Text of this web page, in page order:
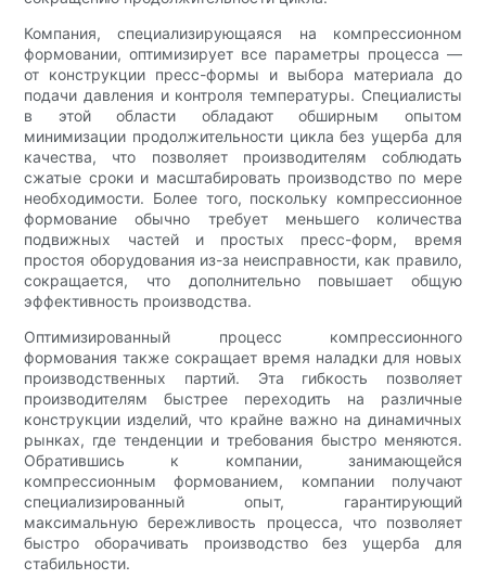
Компания, специализирующаяся на компрессионном
формовании, оптимизирует все параметры процесса —
от конструкции пресс-формы и выбора материала до
подачи давления и контроля температуры. Специалисты
в этой области обладают обширным опытом
минимизации продолжительности цикла без ущерба для
качества, что позволяет производителям соблюдать
сжатые сроки и масштабировать производство по мере
необходимости. Более того, поскольку компрессионное
формование обычно требует меньшего количества
подвижных частей и простых пресс-форм, время
простоя оборудования из-за неисправности, как правило,
сокращается, что дополнительно повышает общую
эффективность производства.
Оптимизированный процесс компрессионного
формования также сокращает время наладки для новых
производственных партий. Эта гибкость позволяет
производителям быстрее переходить на различные
конструкции изделий, что крайне важно на динамичных
рынках, где тенденции и требования быстро меняются.
Обратившись к компании, занимающейся
компрессионным формованием, компании получают
специализированный опыт, гарантирующий
максимальную бережливость процесса, что позволяет
быстро оборачивать производство без ущерба для
стабильности.